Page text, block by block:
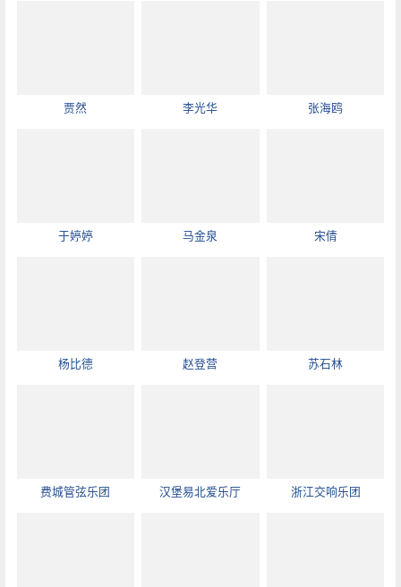
贾然 李光华 张海鸥
于婷婷 马金泉 宋倩
杨比德 赵登营 苏石林
费城管弦乐团 汉堡易北爱乐厅 浙江交响乐团